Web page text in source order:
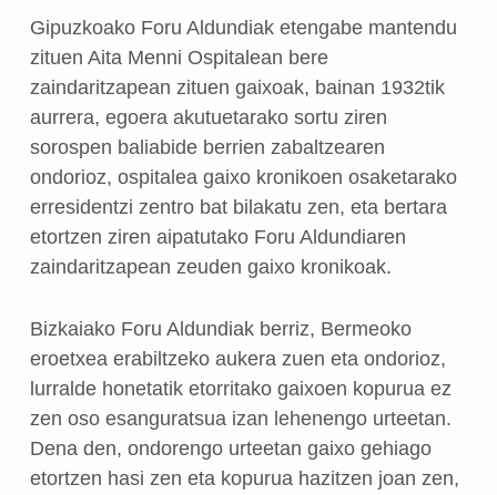
Gipuzkoako Foru Aldundiak etengabe mantendu
zituen Aita Menni Ospitalean bere
zaindaritzapean zituen gaixoak, bainan 1932tik
aurrera, egoera akutuetarako sortu ziren
sorospen baliabide berrien zabaltzearen
ondorioz, ospitalea gaixo kronikoen osaketarako
erresidentzi zentro bat bilakatu zen, eta bertara
etortzen ziren aipatutako Foru Aldundiaren
zaindaritzapean zeuden gaixo kronikoak.
Bizkaiako Foru Aldundiak berriz, Bermeoko
eroetxea erabiltzeko aukera zuen eta ondorioz,
lurralde honetatik etorritako gaixoen kopurua ez
zen oso esanguratsua izan lehenengo urteetan.
Dena den, ondorengo urteetan gaixo gehiago
etortzen hasi zen eta kopurua hazitzen joan zen,